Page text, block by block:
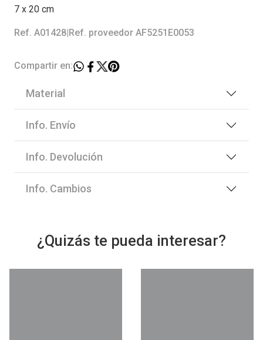
7 x 20 cm
Ref. A01428 Ref. proveedor AF5251E0053
Compartir en:
Material
Info. Envío
Info. Devolución
Info. Cambios
¿Quizás te pueda interesar?